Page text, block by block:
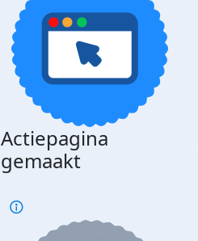
Actiepagina
gemaakt